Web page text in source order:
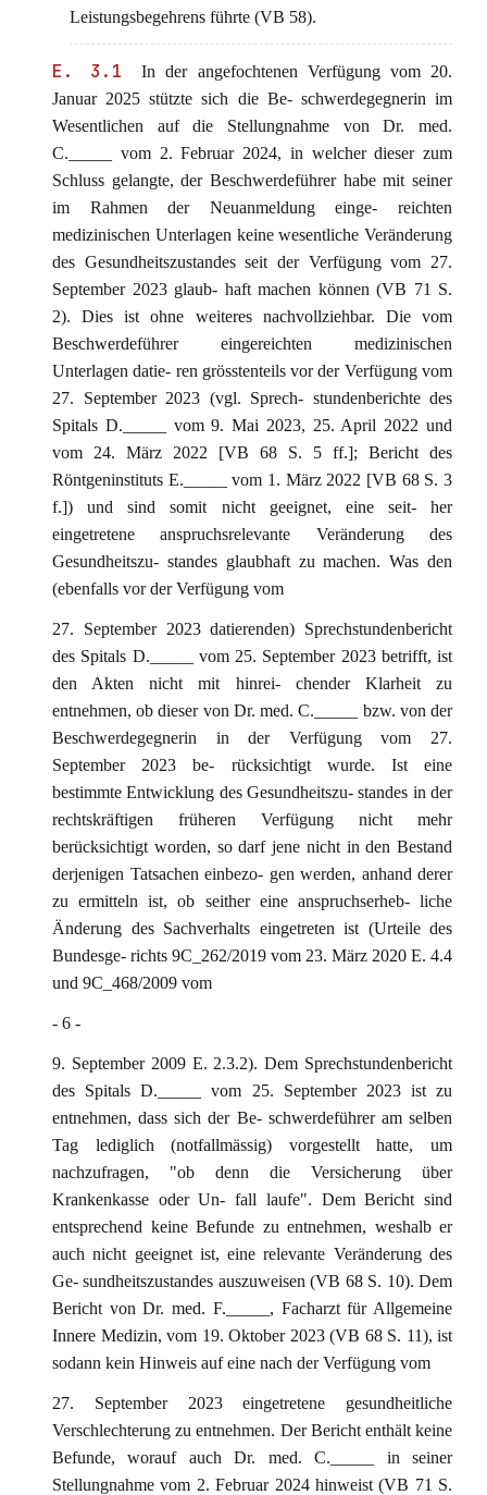
Leistungsbegehrens führte (VB 58).
E. 3.1
In der angefochtenen Verfügung vom 20.
Januar 2025 stützte sich die Be- schwerdegegnerin im
Wesentlichen auf die Stellungnahme von Dr. med.
C._____ vom 2. Februar 2024, in welcher dieser zum
Schluss gelangte, der Beschwerdeführer habe mit seiner
im Rahmen der Neuanmeldung einge- reichten
medizinischen Unterlagen keine wesentliche Veränderung
des Gesundheitszustandes seit der Verfügung vom 27.
September 2023 glaub- haft machen können (VB 71 S.
2). Dies ist ohne weiteres nachvollziehbar. Die vom
Beschwerdeführer eingereichten medizinischen
Unterlagen datie- ren grösstenteils vor der Verfügung vom
27. September 2023 (vgl. Sprech- stundenberichte des
Spitals D._____ vom 9. Mai 2023, 25. April 2022 und
vom 24. März 2022 [VB 68 S. 5 ff.]; Bericht des
Röntgeninstituts E._____ vom 1. März 2022 [VB 68 S. 3
f.]) und sind somit nicht geeignet, eine seit- her
eingetretene anspruchsrelevante Veränderung des
Gesundheitszu- standes glaubhaft zu machen. Was den
(ebenfalls vor der Verfügung vom
27. September 2023 datierenden) Sprechstundenbericht
des Spitals D._____ vom 25. September 2023 betrifft, ist
den Akten nicht mit hinrei- chender Klarheit zu
entnehmen, ob dieser von Dr. med. C._____ bzw. von der
Beschwerdegegnerin in der Verfügung vom 27.
September 2023 be- rücksichtigt wurde. Ist eine
bestimmte Entwicklung des Gesundheitszu- standes in der
rechtskräftigen früheren Verfügung nicht mehr
berücksichtigt worden, so darf jene nicht in den Bestand
derjenigen Tatsachen einbezo- gen werden, anhand derer
zu ermitteln ist, ob seither eine anspruchserheb- liche
Änderung des Sachverhalts eingetreten ist (Urteile des
Bundesge- richts 9C_262/2019 vom 23. März 2020 E. 4.4
und 9C_468/2009 vom
- 6 -
9. September 2009 E. 2.3.2). Dem Sprechstundenbericht
des Spitals D._____ vom 25. September 2023 ist zu
entnehmen, dass sich der Be- schwerdeführer am selben
Tag lediglich (notfallmässig) vorgestellt hatte, um
nachzufragen, "ob denn die Versicherung über
Krankenkasse oder Un- fall laufe". Dem Bericht sind
entsprechend keine Befunde zu entnehmen, weshalb er
auch nicht geeignet ist, eine relevante Veränderung des
Ge- sundheitszustandes auszuweisen (VB 68 S. 10). Dem
Bericht von Dr. med. F._____, Facharzt für Allgemeine
Innere Medizin, vom 19. Oktober 2023 (VB 68 S. 11), ist
sodann kein Hinweis auf eine nach der Verfügung vom
27. September 2023 eingetretene gesundheitliche
Verschlechterung zu entnehmen. Der Bericht enthält keine
Befunde, worauf auch Dr. med. C._____ in seiner
Stellungnahme vom 2. Februar 2024 hinweist (VB 71 S.